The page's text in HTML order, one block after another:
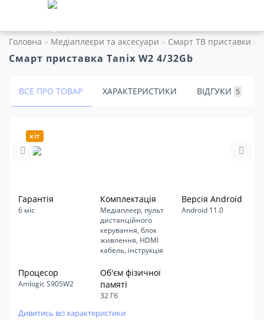
Головна Медіаплеєри та аксесуари Смарт ТВ приставки
Смарт приставка Tanix W2 4/32Gb
ВСЕ ПРО ТОВАР ХАРАКТЕРИСТИКИ ВІДГУКИ 5
хіт
Гарантія
6 міс
Комплектація
Медіаплеєр, пульт
дистанційного
керування, блок
живлення, HDMI
кабель, інструкція
Версія Android
Android 11.0
Процесор
Amlogic S905W2
Об'єм фізичної
памяті
32 Гб
Дивитись всі характеристики